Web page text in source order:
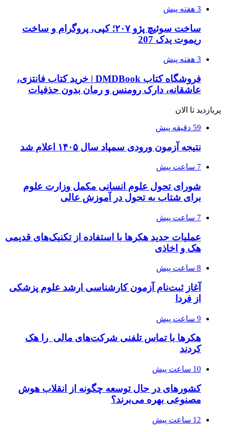
3 هفته پیش
ساخت سوئیچ پژو ۲۰۷؛ کپی، پروگرام و ساخت
ریموت یدک 207
3 هفته پیش
فروشگاه کتاب DMDBook | خرید کتاب فانتزی،
عاشقانه، دارک رومنس و رمان بدون حذفیات
پربازدید تا الان
59 دقیقه پیش
نتیجه آزمون ورودی سمپاد سال ۱۴۰۵ اعلام شد
7 ساعت پیش
شورای تحول علوم انسانی مکمل وزارت علوم
برای شتاب به تحول در آموزش عالی
7 ساعت پیش
عملیات جدید هکرها با استفاده از تکنیک‌های قدیمی
هک و اخاذی
8 ساعت پیش
آغاز ثبت‌نام‌ آزمون کارشناسی ارشد علوم پزشکی
از فردا
9 ساعت پیش
هکرها با تماس تلفنی شرکت‌های مالی را هک
کردند
10 ساعت پیش
کشورهای در حال توسعه چگونه از انقلاب هوش
مصنوعی بهره می‌برند؟
12 ساعت پیش